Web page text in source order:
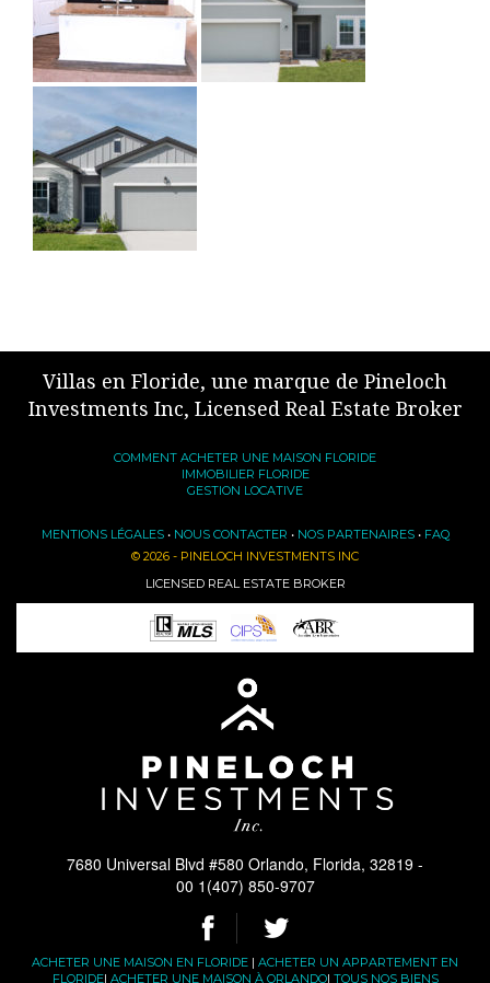
Villas en Floride, une marque de Pineloch
Investments Inc, Licensed Real Estate Broker
COMMENT ACHETER UNE MAISON FLORIDE
IMMOBILIER FLORIDE
GESTION LOCATIVE
MENTIONS LÉGALES• NOUS CONTACTER • NOS PARTENAIRES• FAQ
© 2026 - PINELOCH INVESTMENTS INC
LICENSED REAL ESTATE BROKER
7680 Universal Blvd #580 Orlando, Florida, 32819 -
00 1(407) 850-9707
ACHETER UNE MAISON EN FLORIDE | ACHETER UN APPARTEMENT EN
FLORIDE| ACHETER UNE MAISON À ORLANDO| TOUS NOS BIENS